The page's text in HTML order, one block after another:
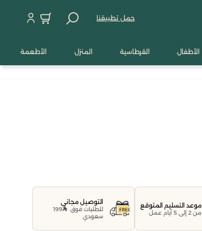
حمل تطبيقنا
الأطفال القرطاسية المنزل الأطعمة
موعد التسليم المتوقع
من 2 إلى 5 أيام عمل
التوصيل مجاني
للطلبات فوق
199
سعودي